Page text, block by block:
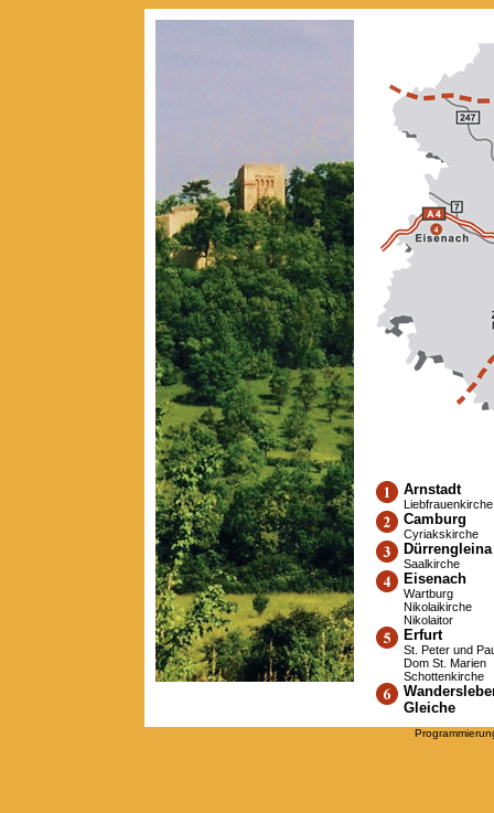
Arnstadt
Liebfrauenkirche
Camburg
Cyriakskirche
Dürrengleina
Saalkirche
Eisenach
Wartburg
Nikolaikirche
Nikolaitor
Erfurt
St. Peter und
Dom St. Marien
Schottenkirche
Gleiche